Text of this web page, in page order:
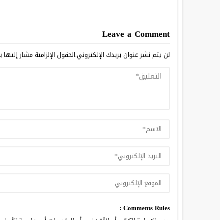
Leave a Comment
لن يتم نشر عنوان بريدك الإلكتروني.الحقول الإلزامية مشار إليها
Comments Rules :